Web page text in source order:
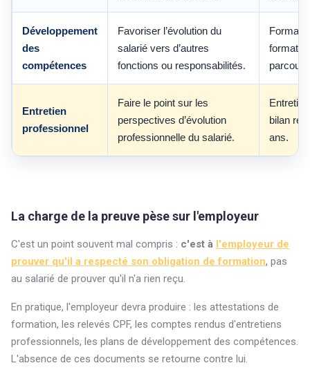
Développement
des
compétences
Favoriser l’évolution du
salarié vers d’autres
fonctions ou responsabilités.
Entretien
professionnel
Faire le point sur les
perspectives d’évolution
professionnelle du salarié.
bilan
ans.
La charge de la preuve pèse sur l'employeur
C'est un point souvent mal compris : c'est à l'employeur de
prouver qu'il a respecté son obligation de formation, pas
au salarié de prouver qu'il n'a rien reçu.
En pratique, l'employeur devra produire : les attestations de
formation, les relevés CPF, les comptes rendus d'entretiens
professionnels, les plans de développement des compétences.
L'absence de ces documents se retourne contre lui.